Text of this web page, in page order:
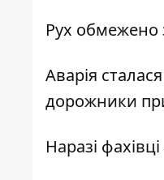
Рух обмежено
Аварія
дорожники
Наразі